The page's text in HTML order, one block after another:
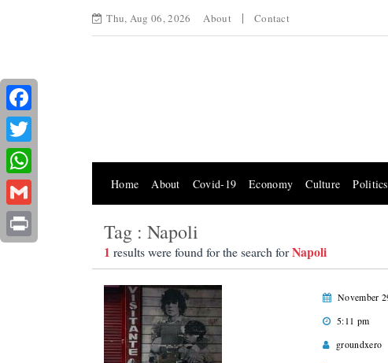
Thu, Aug 06, 2026 About Contact
Home About Covid-19 Economy Culture Politics
Tag : Napoli
1 results were found for the search forNapoli
November
5:11 pm
groundxero
Facebook
Twitter
WhatsApp
Gmail